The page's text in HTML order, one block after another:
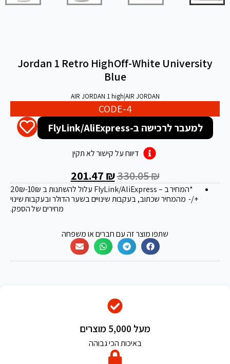
Jordan 1 Retro HighOff-White University
Blue
AIR JORDAN
|
AIR JORDAN 1 high
CODE-4
למעבר לרכישה ב-FlyLink/AliExpress
דיווח על קישור לא תקין
330.05₪
201.47 ₪
*המחיר ב – FlyLink/AliExpress עלול להשתנות ב 20 ₪-10₪
+/- מהמחיר שכתוב, בעקבות שינויים בשער הדולר ובעקבות שינוי
מחירים של הספק.
שתפו מוצר זה עם חברים או משפחה
מעל 5,000 מוצרים
באיכות הכי גבוהה